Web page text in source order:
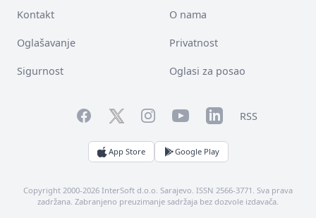
Kontakt O nama
Oglašavanje Privatnost
Sigurnost Oglasi za posao
FacebookTwitterInstagramYouTubeLinkedInRSS
App Store Google Play
Copyright 2000-2026 InterSoft d.o.o. Sarajevo. ISSN 2566-3771. Sva prava
zadržana. Zabranjeno preuzimanje sadržaja bez dozvole izdavača.